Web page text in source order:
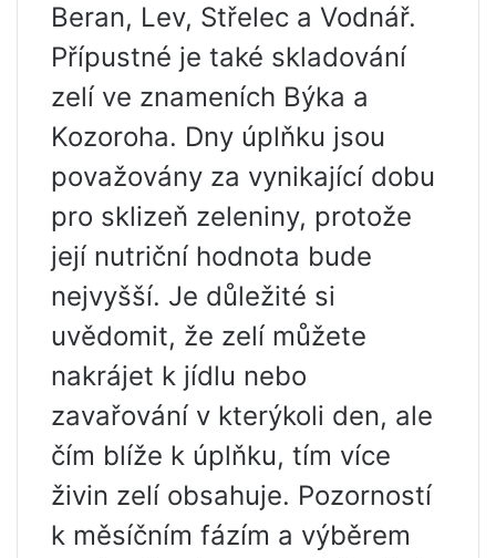
Beran, Lev, Střelec a Vodnář.
Přípustné je také skladování
zelí ve znameních Býka a
Kozoroha. Dny úplňku jsou
považovány za vynikající dobu
pro sklizeň zeleniny, protože
její nutriční hodnota bude
nejvyšší. Je důležité si
uvědomit, že zelí můžete
nakrájet k jídlu nebo
zavařování v kterýkoli den, ale
čím blíže k úplňku, tím více
živin zelí obsahuje. Pozorností
k měsíčním fázím a výběrem